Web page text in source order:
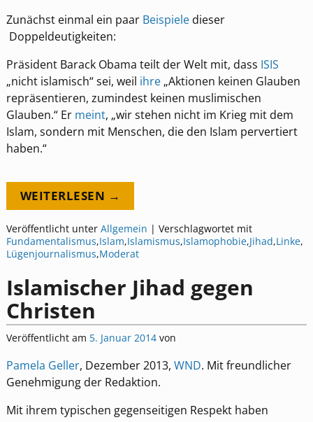
Zunächst einmal ein paar Beispieledieser
Doppeldeutigkeiten:
Präsident Barack Obama teilt der Welt mit, dass ISIS
„nicht islamisch“ sei, weil ihre„Aktionen keinen Glauben
repräsentieren, zumindest keinen muslimischen
Glauben.“ Er meint, „wir stehen nicht im Krieg mit dem
Islam, sondern mit Menschen, die den Islam pervertiert
haben.“
WEITERLESEN →
Veröffentlicht unter Allgemein | Verschlagwortet mit
Fundamentalismus,Islam,Islamismus,Islamophobie,Jihad,Linke,
Lügenjournalismus,Moderat
Islamischer Jihad gegen
Christen
Veröffentlicht am 5. Januar 2014 von
Pamela Geller, Dezember 2013, WND. Mit freundlicher
Genehmigung der Redaktion.
Mit ihrem typischen gegenseitigen Respekt haben